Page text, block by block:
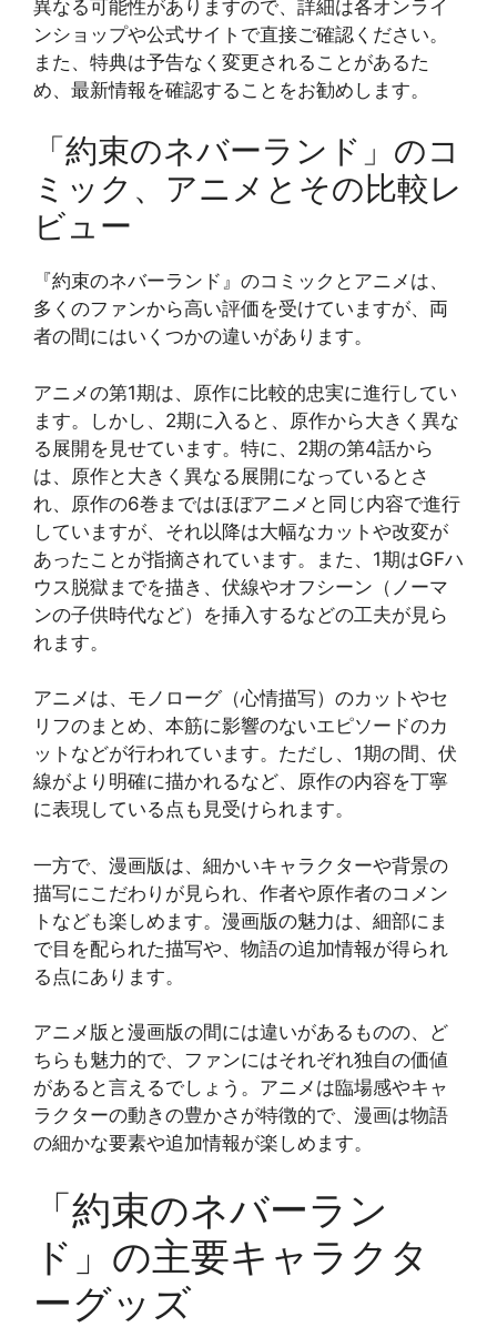
異なる可能性がありますので、詳細は各オンライ
ンショップや公式サイトで直接ご確認ください。
また、特典は予告なく変更されることがあるた
め、最新情報を確認することをお勧めします。
「約束のネバーランド」のコ
ミック、アニメとその比較レ
ビュー
『約束のネバーランド』のコミックとアニメは、
多くのファンから高い評価を受けていますが、両
者の間にはいくつかの違いがあります。
アニメの第1期は、原作に比較的忠実に進行してい
ます。しかし、2期に入ると、原作から大きく異な
る展開を見せています。特に、2期の第4話から
は、原作と大きく異なる展開になっているとさ
れ、原作の6巻まではほぼアニメと同じ内容で進行
していますが、それ以降は大幅なカットや改変が
あったことが指摘されています​​。また、1期はGFハ
ウス脱獄までを描き、伏線やオフシーン（ノーマ
ンの子供時代など）を挿入するなどの工夫が見ら
れます​​。
アニメは、モノローグ（心情描写）のカットやセ
リフのまとめ、本筋に影響のないエピソードのカ
ットなどが行われています。ただし、1期の間、伏
線がより明確に描かれるなど、原作の内容を丁寧
に表現している点も見受けられます​​。
一方で、漫画版は、細かいキャラクターや背景の
描写にこだわりが見られ、作者や原作者のコメン
トなども楽しめます。漫画版の魅力は、細部にま
で目を配られた描写や、物語の追加情報が得られ
る点にあります​​。
アニメ版と漫画版の間には違いがあるものの、ど
ちらも魅力的で、ファンにはそれぞれ独自の価値
があると言えるでしょう。アニメは臨場感やキャ
ラクターの動きの豊かさが特徴的で、漫画は物語
の細かな要素や追加情報が楽しめます​​。
「約束のネバーラン
ド」の主要キャラクタ
ーグッズ